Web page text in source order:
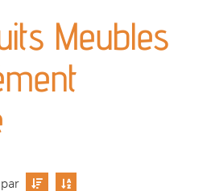
Meubles
par